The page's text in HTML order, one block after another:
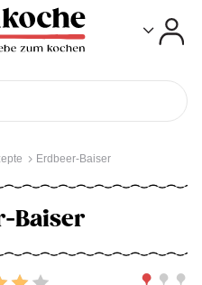
Erdbeer-Baiser
Baiser